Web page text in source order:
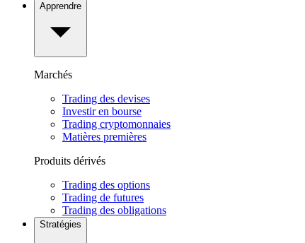
Apprendre
Marchés
Trading des devises
Investir en bourse
Trading cryptomonnaies
Matières premières
Produits dérivés
Trading des options
Trading de futures
Trading des obligations
Stratégies